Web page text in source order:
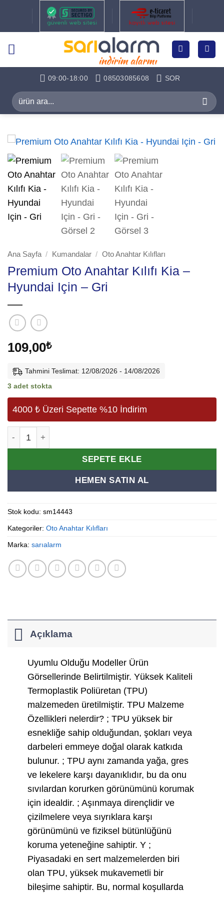
09:00-18:00 08503085608 SOR
Ara:
Ana Sayfa / Kumandalar / Oto Anahtar Kılıfları
Premium Oto Anahtar Kılıfı Kia –
Hyundai Için – Gri
109,00₺
Tahmini Teslimat: 12/08/2026 - 14/08/2026
3 adet stokta
4000 ₺ Üzeri Sepette %10 İndirim
SEPETE EKLE
HEMEN SATIN AL
Alternative:
Stok kodu: sm14443
Kategoriler: Oto Anahtar Kılıfları
Marka: sarıalarm
Açıklama
Uyumlu Olduğu Modeller Ürün
Görsellerinde Belirtilmiştir. Yüksek Kaliteli
Termoplastik Poliüretan (TPU)
malzemeden üretilmiştir. TPU Malzeme
Özellikleri nelerdir? ; TPU yüksek bir
esnekliğe sahip olduğundan, şokları veya
darbeleri emmeye doğal olarak katkıda
bulunur. ; TPU aynı zamanda yağa, gres
ve lekelere karşı dayanıklıdır, bu da onu
sıvılardan korurken görünümünü korumak
için idealdir. ; Aşınmaya dirençlidir ve
çizilmelere veya sıyrıklara karşı
görünümünü ve fiziksel bütünlüğünü
koruma yeteneğine sahiptir. Y ;
Piyasadaki en sert malzemelerden biri
olan TPU, yüksek mukavemetli bir
bileşime sahiptir. Bu, normal koşullarda